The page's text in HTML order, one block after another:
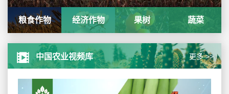
粮食作物 经济作物 果树 蔬菜
中国农业视频库 更多 >>